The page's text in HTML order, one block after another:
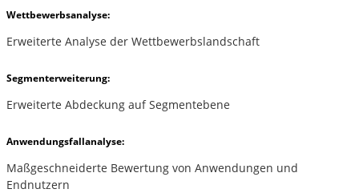
Wettbewerbsanalyse:
Erweiterte Analyse der Wettbewerbslandschaft
Segmenterweiterung:
Erweiterte Abdeckung auf Segmentebene
Anwendungsfallanalyse:
Maßgeschneiderte Bewertung von Anwendungen und
Endnutzern